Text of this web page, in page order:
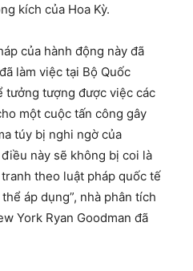
kích của Hoa Kỳ.
của hành động này đã
làm việc tại Bộ Quốc
tưởng tượng được việc các
một cuộc tấn công gây
túy bị nghi ngờ của
này sẽ không bị coi là
tranh theo luật pháp quốc tế
áp dụng”, nhà phân tích
York Ryan Goodman đã